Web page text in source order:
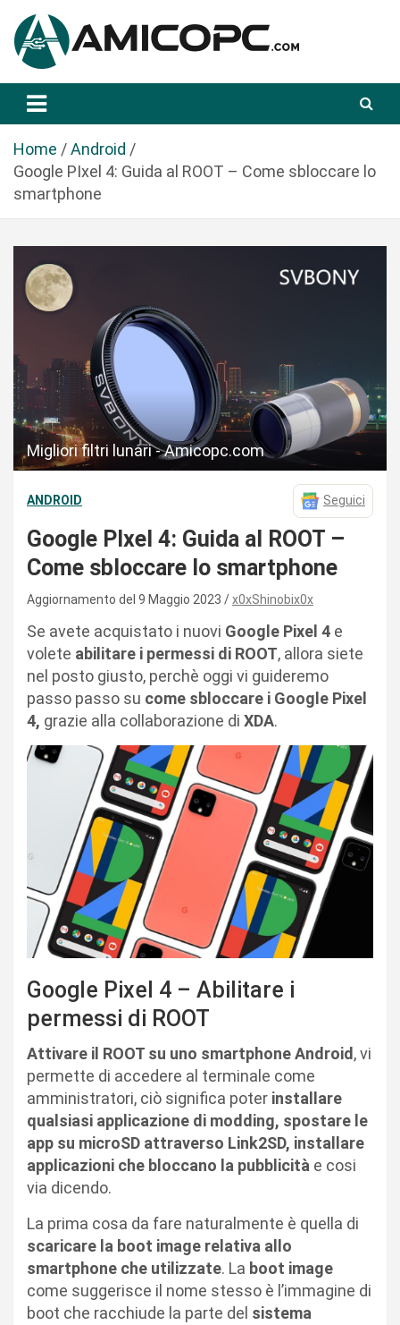
a
Amicopc.com
Home
Android
Google PIxel 4: Guida al ROOT – Come sbloccare lo
smartphone
Migliori filtri lunari - Amicopc.com
ANDROID Seguici
Google PIxel 4: Guida al ROOT –
Come sbloccare lo smartphone
Aggiornamento del 9 Maggio 2023 x0xShinobix0x
Se avete acquistato i nuovi Google Pixel 4 e
volete abilitare i permessi di ROOT, allora siete
nel posto giusto, perchè oggi vi guideremo
passo passo su come sbloccare i Google Pixel
4, grazie alla collaborazione di XDA.
Google Pixel 4 – Abilitare i
permessi di ROOT
Attivare il ROOT su uno smartphone Android , vi
permette di accedere al terminale come
amministratori, ciò significa poter installare
qualsiasi applicazione di modding, spostare le
app su microSD attraverso Link2SD, installare
applicazioni che bloccano la pubblicità e cosi
via dicendo.
La prima cosa da fare naturalmente è quella di
scaricare la boot image relativa allo
smartphone che utilizzate. La boot image
come suggerisce il nome stesso è l’immagine di
boot che racchiude la parte del sistema